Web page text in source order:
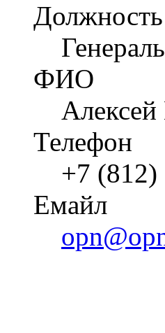
Должность
ФИО
Телефон
+7
Емайл